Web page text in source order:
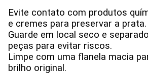
Evite contato com produtos
e cremes para preservar a prata.
Guarde em local seco e
peças para evitar riscos.
Limpe com uma flanela macia
brilho original.